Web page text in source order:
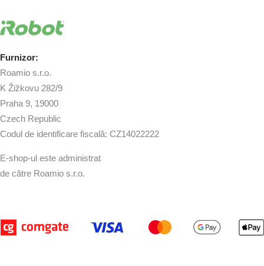
Furnizor:
Roamio s.r.o.
K Žižkovu 282/9
Praha 9, 19000
Czech Republic
Codul de identificare fiscală: CZ14022222
E-shop-ul este administrat
de către Roamio s.r.o.